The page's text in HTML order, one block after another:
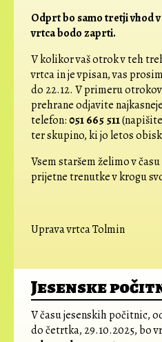
Odprt bo samo tretji vhod
vrtca bodo zaprti.
V kolikor vaš otrok v teh
vrtca in je vpisan, vas
do 22.12. V primeru
prehrane odjavite
telefon:051 665 511
ter skupino, ki jo letos
Vsem staršem želimo v
prijetne trenutke v krogu
Uprava vrtca Tolmin
Jesenske
V času jesenskih počitnic,
do četrtka, 29.10.2025, bo